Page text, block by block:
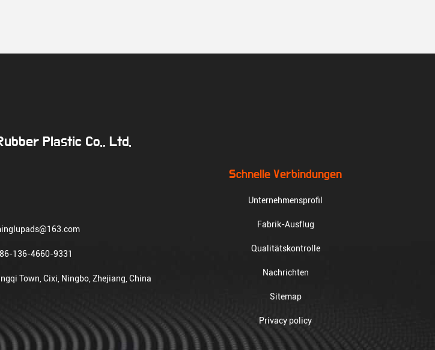
Plastic Co., Ltd.
86-136-4660-9331
Town, Cixi, Ningbo, Zhejiang, China
Schnelle Verbindungen
Unternehmensprofil
Fabrik-Ausflug
Qualitätskontrolle
Nachrichten
Sitemap
Privacy policy